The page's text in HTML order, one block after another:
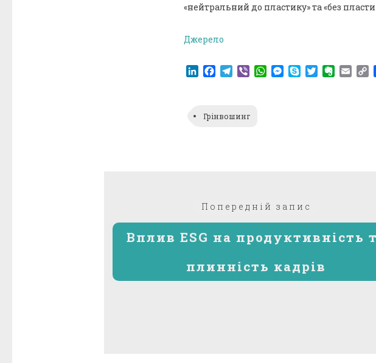
«нейтральний до пластику» та «без
Джерело
LinkedIn
Facebook
Telegram
ViberWhatsApp
Messenger
SkypeTwitter
Грінвошинг
Попередній запис
Вплив ESG на продуктивність
плинність кадрів